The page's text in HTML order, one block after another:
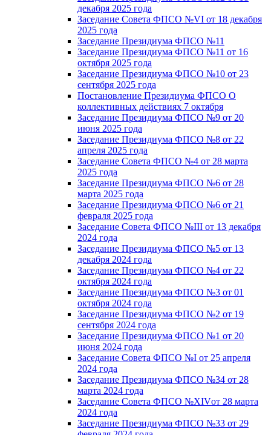
декабря 2025 года
Заседание Совета ФПСО №VI от 18 декабря
2025 года
Заседание Президиума ФПСО №11
Заседание Президиума ФПСО №11 от 16
октября 2025 года
Заседание Президиума ФПСО №10 от 23
сентября 2025 года
Постановление Президиума ФПСО О
коллективных действиях 7 октября
Заседание Президиума ФПСО №9 от 20
июня 2025 года
Заседание Президиума ФПСО №8 от 22
апреля 2025 года
Заседание Совета ФПСО №4 от 28 марта
2025 года
Заседание Президиума ФПСО №6 от 28
марта 2025 года
Заседание Президиума ФПСО №6 от 21
февраля 2025 года
Заседание Совета ФПСО №III от 13 декабря
2024 года
Заседание Президиума ФПСО №5 от 13
декабря 2024 года
Заседание Президиума ФПСО №4 от 22
октября 2024 года
Заседание Президиума ФПСО №3 от 01
октября 2024 года
Заседание Президиума ФПСО №2 от 19
сентября 2024 года
Заседание Президиума ФПСО №1 от 20
июня 2024 года
Заседание Совета ФПСО №I от 25 апреля
2024 года
Заседание Президиума ФПСО №34 от 28
марта 2024 года
Заседание Совета ФПСО №XIVот 28 марта
2024 года
Заседание Президиума ФПСО №33 от 29